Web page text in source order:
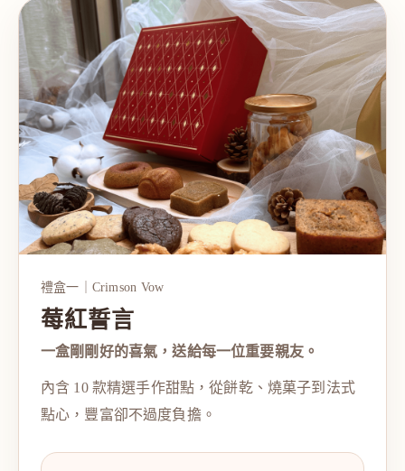
禮盒一｜Crimson Vow
莓紅誓言
一盒剛剛好的喜氣，送給每一位重要親友。
內含 10 款精選手作甜點，從餅乾、燒菓子到法式
點心，豐富卻不過度負擔。